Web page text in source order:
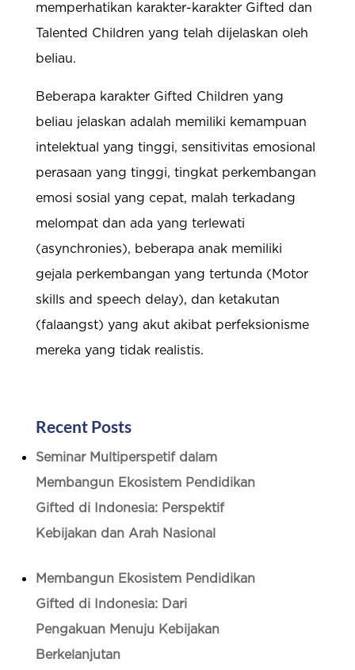
memperhatikan karakter-karakter Gifted dan
Talented Children yang telah dijelaskan oleh
beliau.
Beberapa karakter Gifted Children yang
beliau jelaskan adalah memiliki kemampuan
intelektual yang tinggi, sensitivitas emosional
perasaan yang tinggi, tingkat perkembangan
emosi sosial yang cepat, malah terkadang
melompat dan ada yang terlewati
(asynchronies), beberapa anak memiliki
gejala perkembangan yang tertunda (Motor
skills and speech delay), dan ketakutan
(falaangst) yang akut akibat perfeksionisme
mereka yang tidak realistis.
Recent Posts
Seminar Multiperspetif dalam
Membangun Ekosistem Pendidikan
Gifted di Indonesia: Perspektif
Kebijakan dan Arah Nasional
Membangun Ekosistem Pendidikan
Gifted di Indonesia: Dari
Pengakuan Menuju Kebijakan
Berkelanjutan